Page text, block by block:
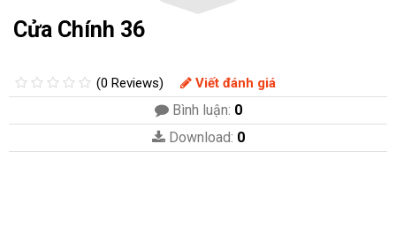
Cửa Chính 36
(0 Reviews) Viết đánh giá
Bình luận: 0
Download: 0